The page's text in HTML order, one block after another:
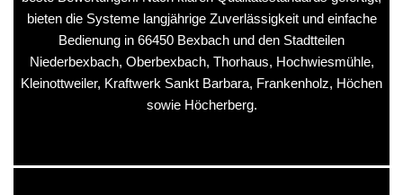
bieten die Systeme langjährige Zuverlässigkeit und einfache
Bedienung in 66450 Bexbach und den Stadtteilen
Niederbexbach, Oberbexbach, Thorhaus, Hochwiesmühle,
Kleinottweiler, Kraftwerk Sankt Barbara, Frankenholz, Höchen
sowie Höcherberg.